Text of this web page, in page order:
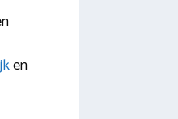
en